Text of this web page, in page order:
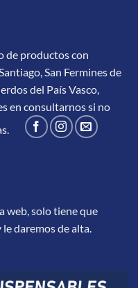
de productos con
San Fermines de
del País Vasco,
en consultarnos si no
web, solo tiene que
daremos de alta.